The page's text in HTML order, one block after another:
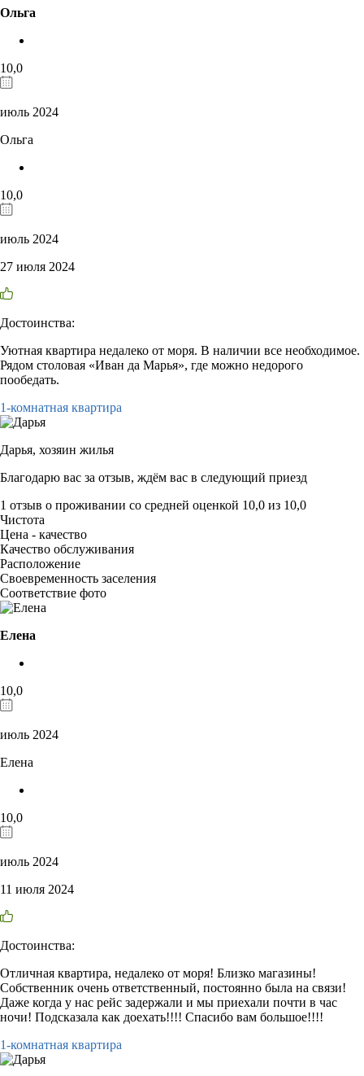
Ольга
10,0
июль 2024
Ольга
10,0
июль 2024
27 июля 2024
Достоинства:
Уютная квартира недалеко от моря. В наличии все необходимое.
Рядом столовая «Иван да Марья», где можно недорого
пообедать.
1-комнатная квартира
Дарья, хозяин жилья
Благодарю вас за отзыв, ждём вас в следующий приезд
1 отзыв о проживании со средней оценкой 10,0 из 10,0
Чистота
Цена - качество
Качество обслуживания
Расположение
Своевременность заселения
Соответствие фото
Елена
10,0
июль 2024
Елена
10,0
июль 2024
11 июля 2024
Достоинства:
Отличная квартира, недалеко от моря! Близко магазины!
Собственник очень ответственный, постоянно была на связи!
Даже когда у нас рейс задержали и мы приехали почти в час
ночи! Подсказала как доехать!!!! Спасибо вам большое!!!!
1-комнатная квартира